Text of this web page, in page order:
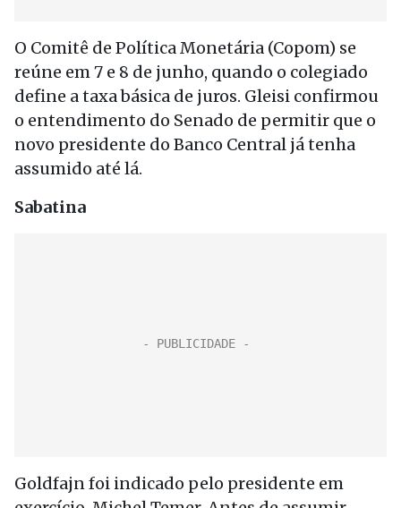
O Comitê de Política Monetária (Copom) se
reúne em 7 e 8 de junho, quando o colegiado
define a taxa básica de juros. Gleisi confirmou
o entendimento do Senado de permitir que o
novo presidente do Banco Central já tenha
assumido até lá.
Sabatina
Goldfajn foi indicado pelo presidente em